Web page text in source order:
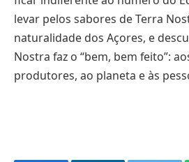
levar pelos sabores de Terra
naturalidade dos Açores, e
Nostra faz o “bem, bem feito”:
produtores, ao planeta e às